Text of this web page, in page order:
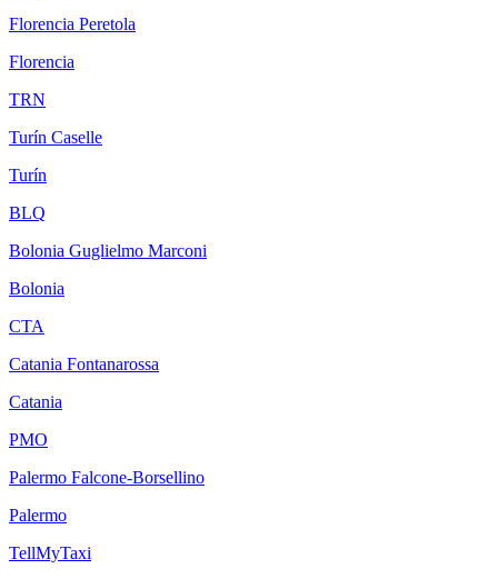
Florencia Peretola
Florencia
TRN
Turín Caselle
Turín
BLQ
Bolonia Guglielmo Marconi
Bolonia
CTA
Catania Fontanarossa
Catania
PMO
Palermo Falcone-Borsellino
Palermo
TellMyTaxi